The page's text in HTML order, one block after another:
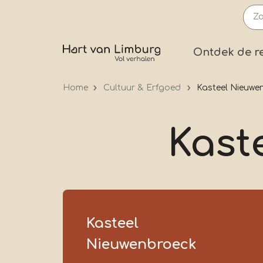
Ontdek de
Home Cultuur & Erfgoed Kasteel
Kasteel
Nieuwenbroeck